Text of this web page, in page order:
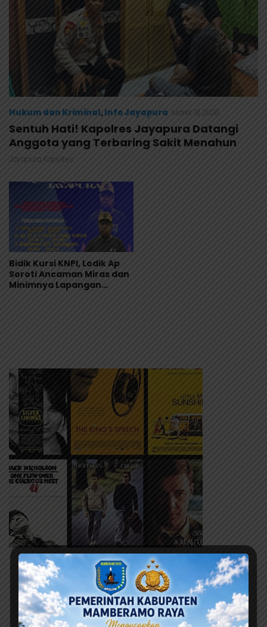
Hukum dan Kriminal,Info Jayapura Maret 31, 2026
Sentuh Hati! Kapolres Jayapura Datangi
Anggota yang Terbaring Sakit Menahun
Jayapura, Kapolres
Bidik Kursi KNPI, Lodik Ap
Soroti Ancaman Miras dan
Minimnya Lapangan
Berita Terbaru
Ini adalah contoh judul deskripsi yang bisa anda isi
dan sesuaikan pada widget